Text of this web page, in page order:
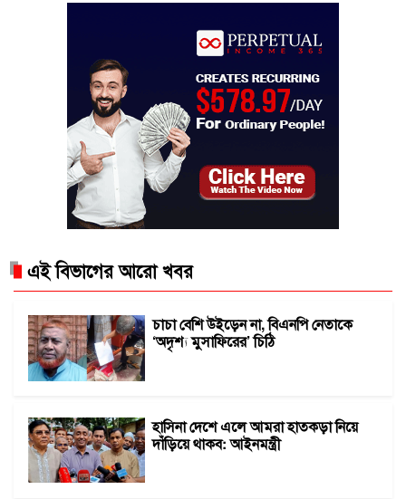
এই বিভাগের আরো খবর
চাচা বেশি উইড়েন না, বিএনপি নেতাকে
‘অদৃশ্য মুসাফিরের’ চিঠি
হাসিনা দেশে এলে আমরা হাতকড়া নিয়ে
দাঁড়িয়ে থাকব: আইনমন্ত্রী